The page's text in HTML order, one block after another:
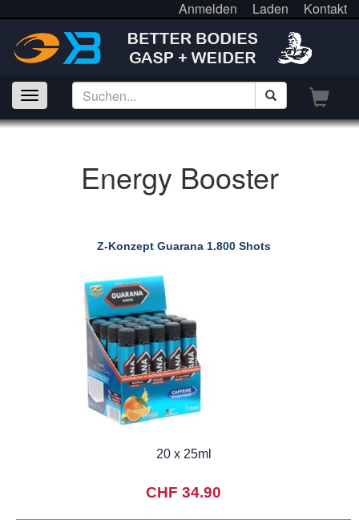
Anmelden Laden Kontakt
Energy Booster
Z-Konzept Guarana 1.800 Shots
20 x 25ml
CHF 34.90